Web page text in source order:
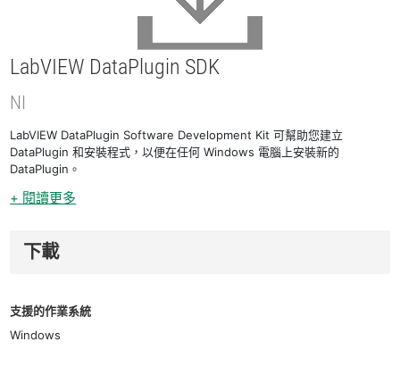
LabVIEW DataPlugin SDK
NI
LabVIEW DataPlugin Software Development Kit 可幫助您建立
DataPlugin 和安裝程式，以便在任何 Windows 電腦上安裝新的
DataPlugin。
+ 閱讀更多
下載
支援的作業系統
Windows